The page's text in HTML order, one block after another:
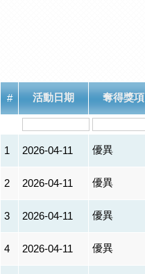
# 活動日期 奪得獎項
1 2026-04-11 優異
2 2026-04-11 優異
3 2026-04-11 優異
4 2026-04-11 優異